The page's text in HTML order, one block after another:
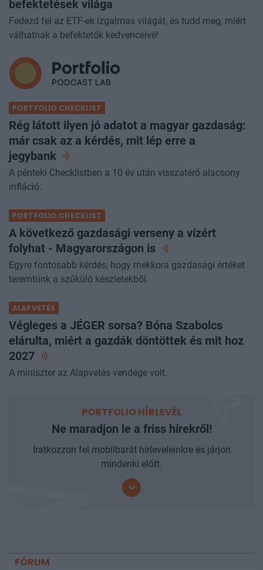
befektetések világa
Fedezd fel az ETF-ek izgalmas világát, és tudd meg, miért
válhatnak a befektetők kedvenceivé!
PORTFOLIO CHECKLIST
Rég látott ilyen jó adatot a magyar gazdaság:
már csak az a kérdés, mit lép erre a
jegybank
A pénteki Checklistben a 10 év után visszatérő alacsony
infláció.
PORTFOLIO CHECKLIST
A következő gazdasági verseny a vízért
folyhat - Magyarországon is
Egyre fontosabb kérdés, hogy mekkora gazdasági értéket
teremtünk a szűkülő készletekből.
ALAPVETÉS
Végleges a JÉGER sorsa? Bóna Szabolcs
elárulta, miért a gazdák döntöttek és mit hoz
2027
A miniszter az Alapvetés vendége volt.
PORTFOLIO HÍRLEVÉL
Ne maradjon le a friss hírekről!
Iratkozzon fel mobilbarát hírleveleinkre és járjon
mindenki előtt.
FÓRUM